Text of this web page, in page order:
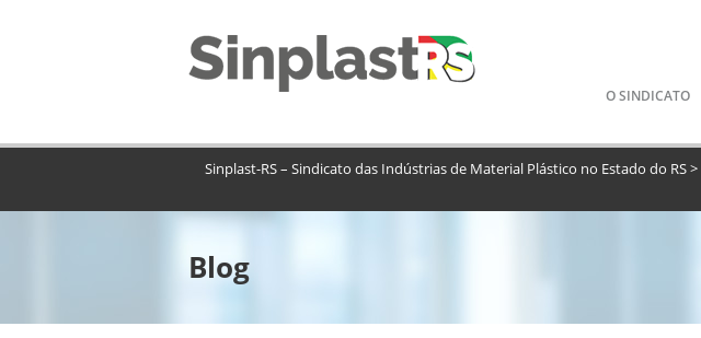
Pular
o
conteúdo
O SINDICATO
Sinplast-RS – Sindicato das Indústrias de Material Plástico no Estado do RS>
Blog